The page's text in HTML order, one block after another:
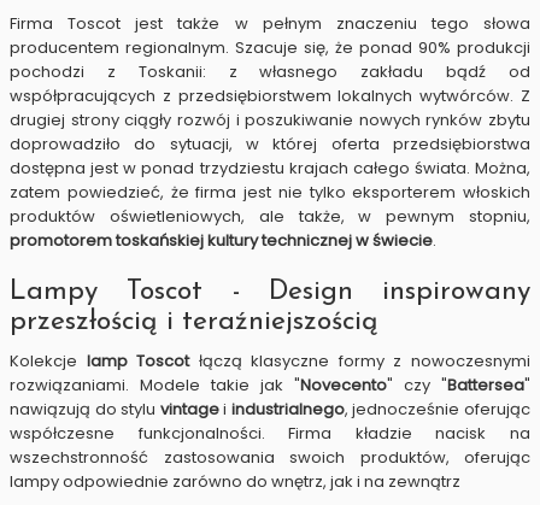
Firma Toscot jest także w pełnym znaczeniu tego słowa
producentem regionalnym. Szacuje się, że ponad 90% produkcji
pochodzi z Toskanii: z własnego zakładu bądź od
współpracujących z przedsiębiorstwem lokalnych wytwórców. Z
drugiej strony ciągły rozwój i poszukiwanie nowych rynków zbytu
doprowadziło do sytuacji, w której oferta przedsiębiorstwa
dostępna jest w ponad trzydziestu krajach całego świata. Można,
zatem powiedzieć, że firma jest nie tylko eksporterem włoskich
produktów oświetleniowych, ale także, w pewnym stopniu,
promotorem toskańskiej kultury technicznej w świecie.
Lampy Toscot - Design inspirowany
przeszłością i teraźniejszością
Kolekcje lamp Toscot łączą klasyczne formy z nowoczesnymi
rozwiązaniami. Modele takie jak "Novecento" czy "Battersea"
nawiązują do stylu vintagei industrialnego, jednocześnie oferując
współczesne funkcjonalności.
Firma kładzie nacisk na
wszechstronność zastosowania swoich produktów, oferując
lampy odpowiednie zarówno do wnętrz, jak i na zewnątrz